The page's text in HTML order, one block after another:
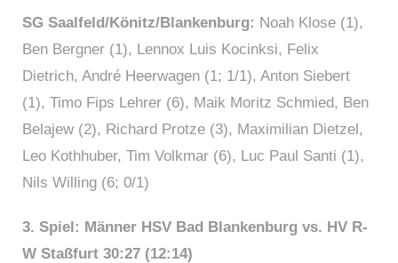
SG Saalfeld/Könitz/Blankenburg: Noah Klose (1),
Ben Bergner (1), Lennox Luis Kocinksi, Felix
Dietrich, André Heerwagen (1; 1/1), Anton Siebert
(1), Timo Fips Lehrer (6), Maik Moritz Schmied, Ben
Belajew (2), Richard Protze (3), Maximilian Dietzel,
Leo Kothhuber, Tim Volkmar (6), Luc Paul Santi (1),
Nils Willing (6; 0/1)
3. Spiel: Männer HSV Bad Blankenburg vs. HV R-
W Staßfurt 30:27 (12:14)